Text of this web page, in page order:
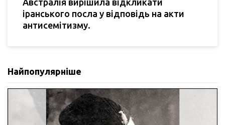
іранського посла у відповідь на акти
антисемітизму.
Найпопулярніше